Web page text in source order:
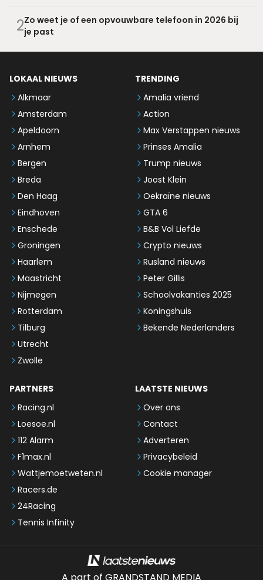
2Zo weet je of een opvouwbare telefoon in 2026 bij
je past
LOKAAL NIEUWS
Alkmaar
Amsterdam
Apeldoorn
Arnhem
Bergen
Breda
Den Haag
Eindhoven
Enschede
Groningen
Haarlem
Maastricht
Nijmegen
Rotterdam
Tilburg
Utrecht
Zwolle
TRENDING
Amalia vriend
Action
Max Verstappen nieuws
Prinses Amalia
Trump nieuws
Joost Klein
Oekraïne nieuws
GTA 6
B&B Vol Liefde
Crypto nieuws
Rusland nieuws
Peter Gillis
Schoolvakanties 2025
Koningshuis
Bekende Nederlanders
PARTNERS
Racing.nl
Loesoe.nl
112 Alarm
F1max.nl
Wattjemoetweten.nl
Racers.de
24Racing
Tennis Infinity
LAATSTE NIEUWS
Over ons
Contact
Adverteren
Privacybeleid
Cookie manager